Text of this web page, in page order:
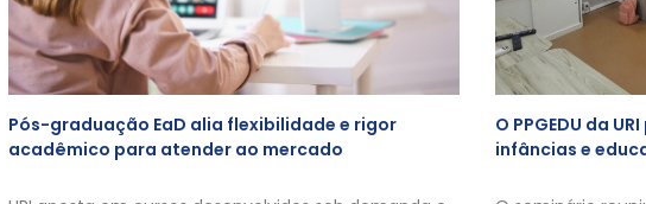
Pós-graduação EaD alia flexibilidade e rigor
acadêmico para atender ao mercado
O PPGEDU da
infâncias e